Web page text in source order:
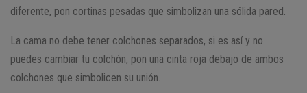
diferente, pon cortinas pesadas que simbolizan una sólida pared.
La cama no debe tener colchones separados, si es así y no
puedes cambiar tu colchón, pon una cinta roja debajo de ambos
colchones que simbolicen su unión.